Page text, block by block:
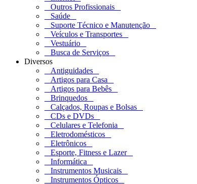
Outros Profissionais
Saúde
Suporte Técnico e Manutenção
Veículos e Transportes
Vestuário
Busca de Serviços
Diversos
Antiguidades
Artigos para Casa
Artigos para Bebês
Brinquedos
Calçados, Roupas e Bolsas
CDs e DVDs
Celulares e Telefonia
Eletrodomésticos
Eletrônicos
Esporte, Fitness e Lazer
Informática
Instrumentos Musicais
Instrumentos Ópticos